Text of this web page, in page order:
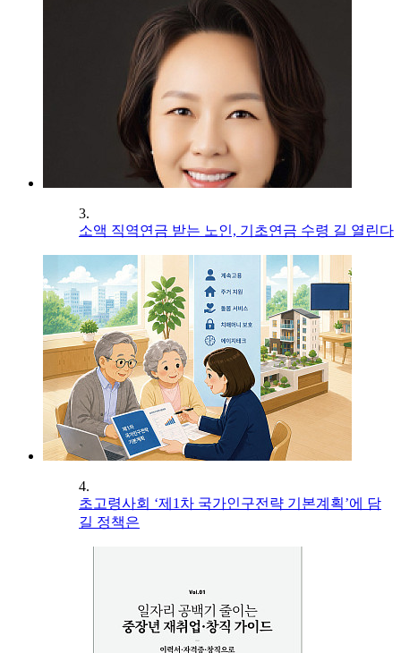
3.
소액 직역연금 받는 노인, 기초연금 수령 길 열린다
4.
초고령사회 ‘제1차 국가인구전략 기본계획’에 담
길 정책은